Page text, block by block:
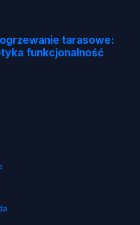
tarasowe:
funkcjonalność